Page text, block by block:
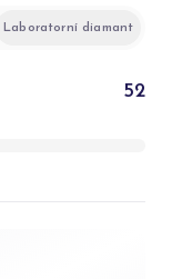
Laboratorní diamant
52